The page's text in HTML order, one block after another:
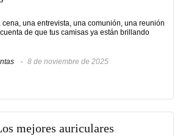
una entrevista, una comunión, una reunión
de que tus camisas ya están brillando
8 de noviembre de 2025
mejores auriculares